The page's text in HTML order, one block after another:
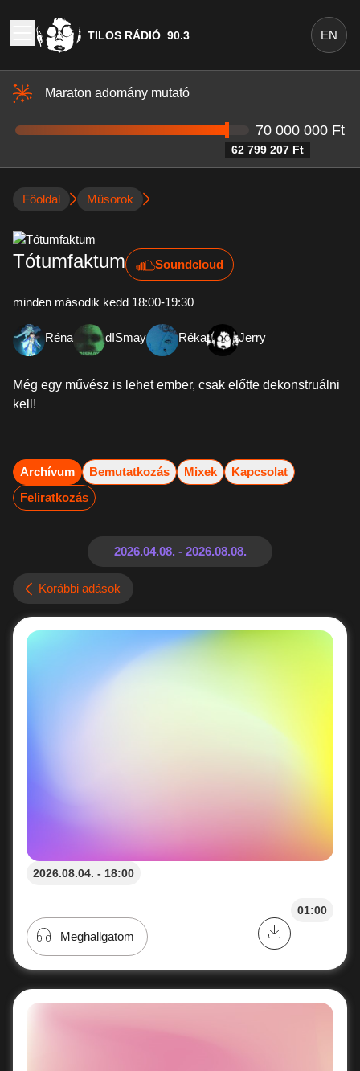
TILOS RÁDIÓ 90.3 EN
Maraton adomány mutató
62 799 207 Ft
70 000 000 Ft
Főoldal Műsorok
Tótumfaktum Soundcloud
minden második kedd 18:00-19:30
Réna dISmay Réka Jerry
Még egy művész is lehet ember, csak előtte dekonstruálni
kell!
Archívum Bemutatkozás Mixek
Kapcsolat
Feliratkozás
Korábbi adások
2026.08.04. - 18:00
01:00
Meghallgatom